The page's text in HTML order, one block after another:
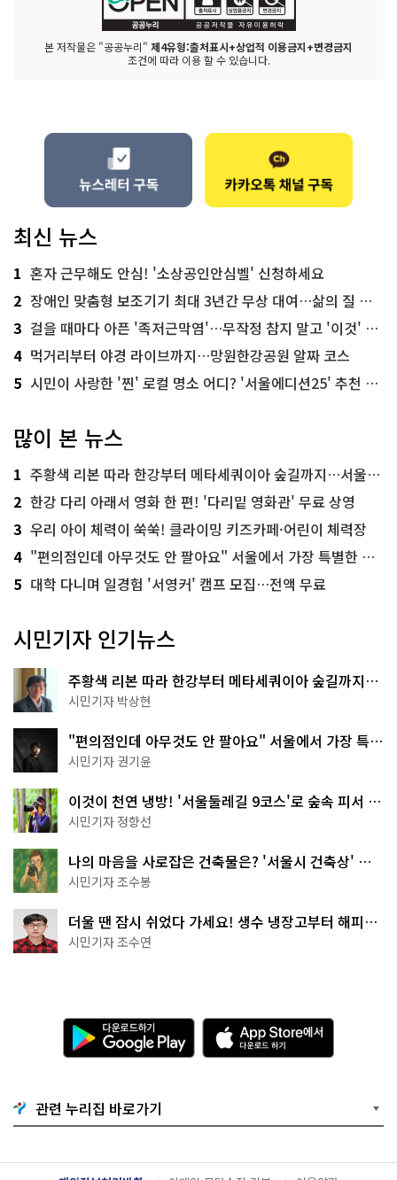
본 저작물은 "공공누리" 제4유형:출처표시+상업적 이용금지+변경금지
조건에 따라 이용 할 수 있습니다.
최신 뉴스
1 혼자 근무해도 안심! '소상공인안심벨' 신청하세요
2 장애인 맞춤형 보조기기 최대 3년간 무상 대여…삶의 질 높인다
3 걸을 때마다 아픈 '족저근막염'…무작정 참지 말고 '이것' 해보세요!
4 먹거리부터 야경 라이브까지…망원한강공원 알짜 코스
5 시민이 사랑한 '찐' 로컬 명소 어디? '서울에디션25' 추천 코스
많이 본 뉴스
1 주황색 리본 따라 한강부터 메타세쿼이아 숲길까지…서울둘레길 15코스
2 한강 다리 아래서 영화 한 편! '다리밑 영화관' 무료 상영
3 우리 아이 체력이 쑥쑥! 클라이밍 키즈카페·어린이 체력장
4 "편의점인데 아무것도 안 팔아요" 서울에서 가장 특별한 편의점의 정체
5 대학 다니며 일경험 '서영커' 캠프 모집…전액 무료
시민기자 인기뉴스
주황색 리본 따라 한강부터 메타세쿼이아 숲길까지…
서울둘레길 15코스
시민기자 박상현
"편의점인데 아무것도 안 팔아요" 서울에서 가장 특별
한 편의점의 정체
시민기자 권기윤
이것이 천연 냉방! '서울둘레길 9코스'로 숲속 피서 떠
나볼까
시민기자 정향선
나의 마음을 사로잡은 건축물은? '서울시 건축상' 수
상작 공개!
시민기자 조수봉
더울 땐 잠시 쉬었다 가세요! 생수 냉장고부터 해피소
·무더위쉼터까지
시민기자 조수연
다
운
로
기
G
o
g
l
A
p
p
e
서
다
관련 누리집 바로가기